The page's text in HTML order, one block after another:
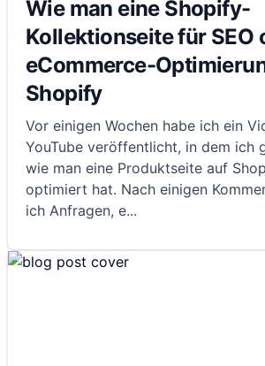
Wie man eine Shopify-
Kollektionseite für SEO
eCommerce-
Shopify
Vor einigen Wochen habe ich ein
YouTube veröffentlicht, in dem ich
wie man eine Produktseite auf
optimiert hat. Nach einigen
ich Anfragen, e...